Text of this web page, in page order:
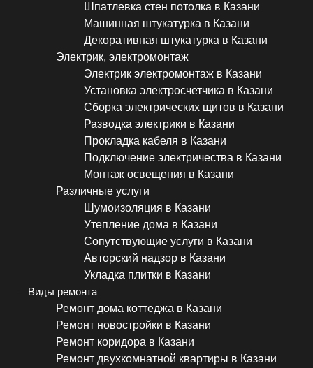
Шпатлевка стен потолка в Казани
Машинная штукатурка в Казани
Декоративная штукатурка в Казани
Электрик, электромонтаж
Электрик электромонтаж в Казани
Установка электросчетчика в Казани
Сборка электрических щитов в Казани
Разводка электрики в Казани
Прокладка кабеля в Казани
Подключение электричества в Казани
Монтаж освещения в Казани
Различные услуги
Шумоизоляция в Казани
Утепление дома в Казани
Сопутствующие услуги в Казани
Авторский надзор в Казани
Укладка плитки в Казани
Виды ремонта
Ремонт дома коттеджа в Казани
Ремонт новостройки в Казани
Ремонт коридора в Казани
Ремонт двухкомнатной квартиры в Казани